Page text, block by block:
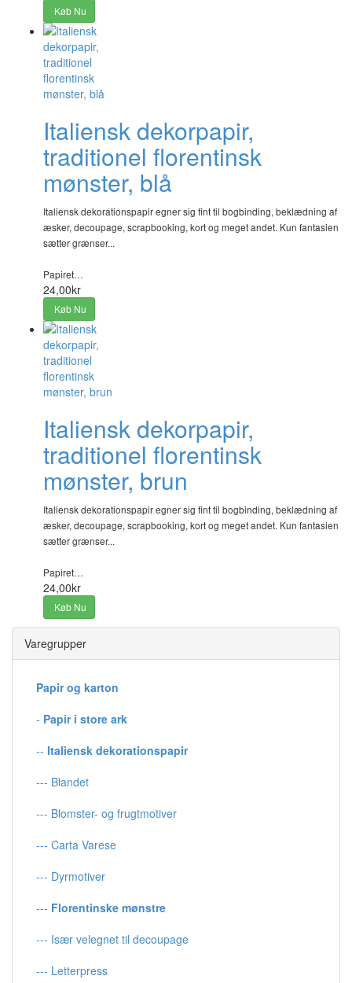
Køb Nu
Italiensk dekorpapir,
traditionel florentinsk
mønster, blå
Italiensk dekorationspapir egner sig fint til bogbinding, beklædning af
æsker, decoupage, scrapbooking, kort og meget andet. Kun fantasien
sætter grænser...
Papiret…
24,00kr
Køb Nu
Italiensk dekorpapir,
traditionel florentinsk
mønster, brun
Italiensk dekorationspapir egner sig fint til bogbinding, beklædning af
æsker, decoupage, scrapbooking, kort og meget andet. Kun fantasien
sætter grænser...
Papiret…
24,00kr
Køb Nu
Varegrupper
Papir og karton
- Papir i store ark
-- Italiensk dekorationspapir
--- Blandet
--- Blomster- og frugtmotiver
--- Carta Varese
--- Dyrmotiver
--- Florentinske mønstre
--- Især velegnet til decoupage
--- Letterpress